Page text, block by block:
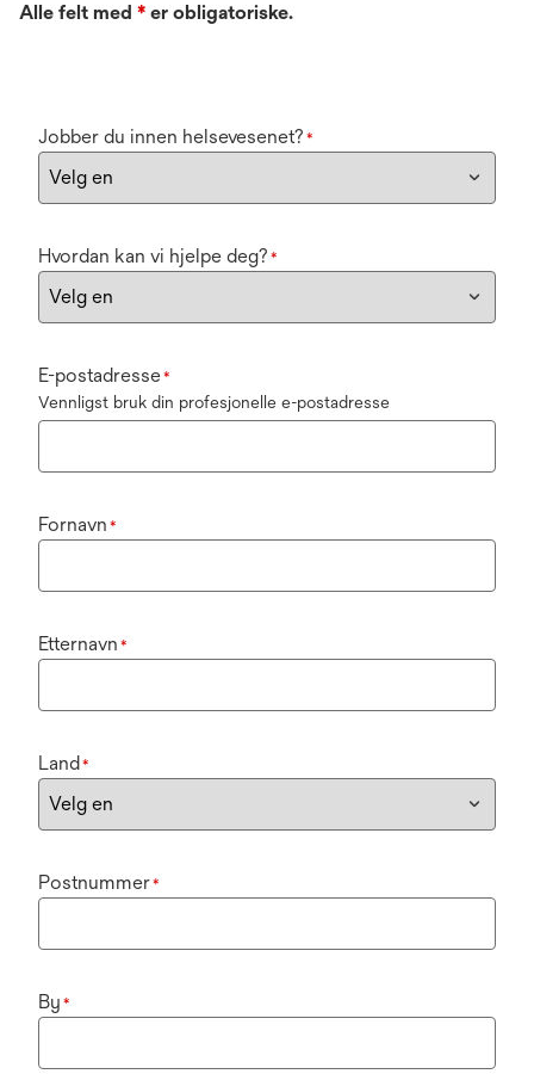
Alle felt med * er obligatoriske.
Jobber du innen helsevesenet? *
Hvordan kan vi hjelpe deg? *
E-postadresse*
Vennligst bruk din profesjonelle e-postadresse
Fornavn *
Etternavn *
Land*
Postnummer*
By *